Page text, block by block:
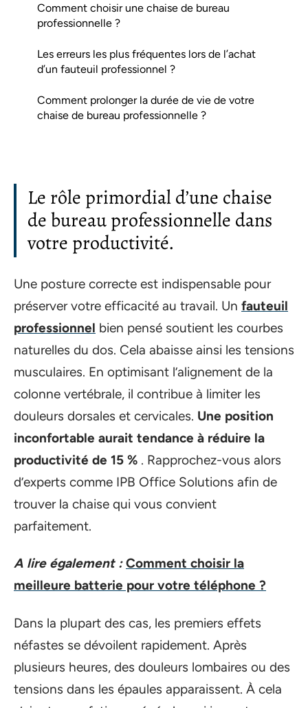
Comment choisir une chaise de bureau
professionnelle ?
Les erreurs les plus fréquentes lors de l’achat
d’un fauteuil professionnel ?
Comment prolonger la durée de vie de votre
chaise de bureau professionnelle ?
Le rôle primordial d’une chaise
de bureau professionnelle dans
votre productivité.
Une posture correcte est indispensable pour
préserver votre efficacité au travail. Un fauteuil
professionnel bien pensé soutient les courbes
naturelles du dos. Cela abaisse ainsi les tensions
musculaires. En optimisant l’alignement de la
colonne vertébrale, il contribue à limiter les
douleurs dorsales et cervicales. Une position
inconfortable aurait tendance à réduire la
productivité de 15 % . Rapprochez-vous alors
d’experts comme IPB Office Solutions afin de
trouver la chaise qui vous convient
parfaitement.
A lire également : Comment choisir la
meilleure batterie pour votre téléphone ?
Dans la plupart des cas, les premiers effets
néfastes se dévoilent rapidement. Après
plusieurs heures, des douleurs lombaires ou des
tensions dans les épaules apparaissent. À cela